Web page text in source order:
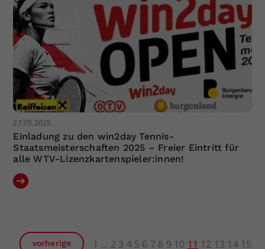
27.05.2025
Einladung zu den win2day Tennis-
Staatsmeisterschaften 2025 – Freier Eintritt für
alle WTV-Lizenzkartenspieler:innen!
vorherige 1 2 3 4 5 6 7 8 9 10 11 12 13 14 15